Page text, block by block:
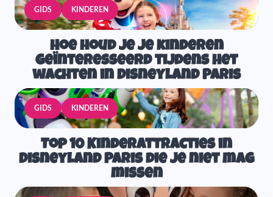
GIDS KINDEREN
Hoe houd je je kinderen
geïnteresseerd tijdens het
wachten in Disneyland Paris
GIDS KINDEREN
Top 10 Kinderattracties in
Disneyland Paris die je niet mag
missen